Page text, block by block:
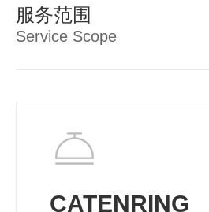
服务范围
Service Scope
CATENRING